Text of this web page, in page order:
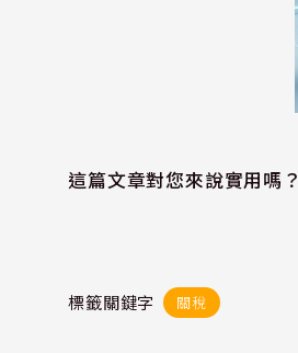
這篇文章對您來說實用嗎？
標籤關鍵字 關稅